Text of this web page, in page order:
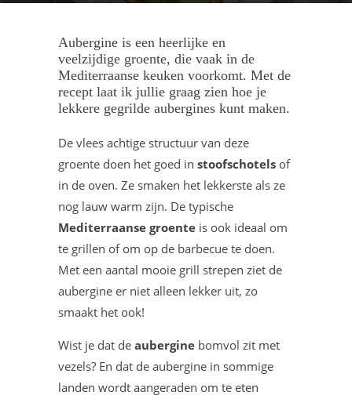
Aubergine is een heerlijke en
veelzijdige groente, die vaak in de
Mediterraanse keuken voorkomt. Met de
recept laat ik jullie graag zien hoe je
lekkere gegrilde aubergines kunt maken.
De vlees achtige structuur van deze
groente doen het goed in stoofschotels of
in de oven. Ze smaken het lekkerste als ze
nog lauw warm zijn. De typische
Mediterraanse groente is ook ideaal om
te grillen of om op de barbecue te doen.
Met een aantal mooie grill strepen ziet de
aubergine er niet alleen lekker uit, zo
smaakt het ook!
Wist je dat de aubergine bomvol zit met
vezels? En dat de aubergine in sommige
landen wordt aangeraden om te eten